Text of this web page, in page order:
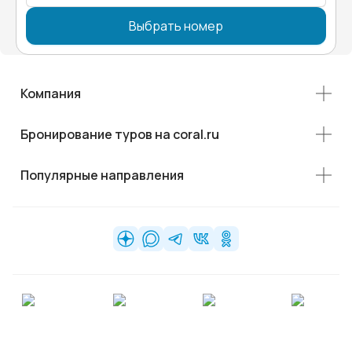
Выбрать номер
Компания
Бронирование туров на coral.ru
Популярные направления